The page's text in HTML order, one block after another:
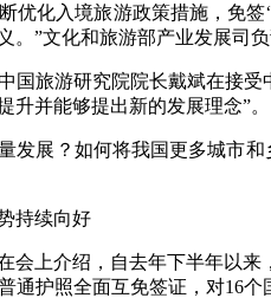
化入境旅游政策措施，免签
。”文化和旅游部产业发展司
旅游研究院院长戴斌在接受
升并能够提出新的发展理念”。
展？如何将我国更多城市和
持续向好
上介绍，自去年下半年以来
通护照全面互免签证，对16